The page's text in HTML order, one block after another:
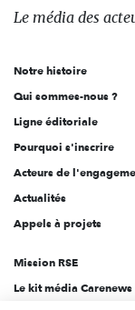
des
l'engagement
Le média des
Notre histoire
Qui sommes-nous ?
Ligne éditoriale
Pourquoi s'inscrire
Acteurs de
Actualités
Appels à projets
Mission RSE
Le kit média Carenews